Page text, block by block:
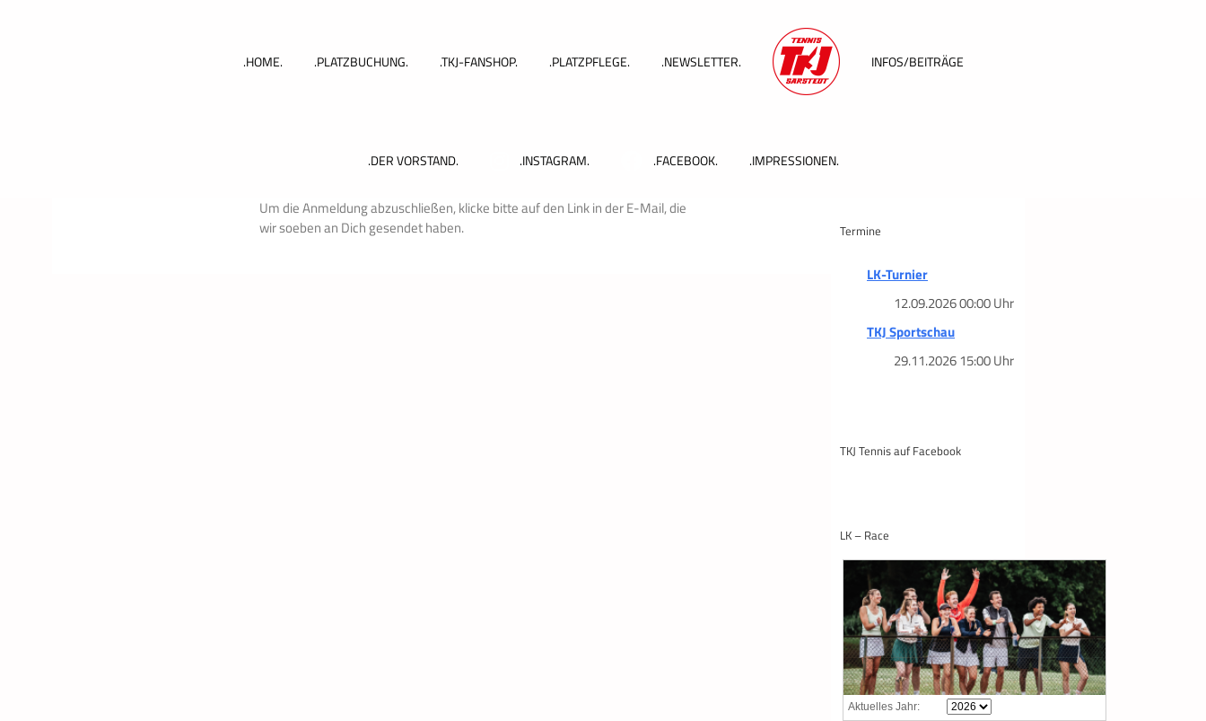
.HOME. .PLATZBUCHUNG. .TKJ-FANSHOP. .PLATZPFLEGE. .NEWSLETTER. INFOS/BEITRÄGE
.DER VORSTAND. .INSTAGRAM. .FACEBOOK. .IMPRESSIONEN.
Um die Anmeldung abzuschließen, klicke bitte auf den Link in der E-Mail, die
wir soeben an Dich gesendet haben.
Termine
LK-Turnier
12.09.2026 00:00 Uhr
TKJ Sportschau
29.11.2026 15:00 Uhr
TKJ Tennis auf Facebook
LK – Race